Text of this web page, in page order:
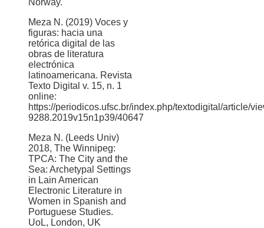
Meza N. (2019) Voces y
figuras: hacia una
retórica digital de las
obras de literatura
electrónica
latinoamericana. Revista
Texto Digital v. 15, n. 1
online:
https://periodicos.ufsc.br/index.php/textodigital/article/
9288.2019v15n1p39/40647
Meza N. (Leeds Univ)
2018, The Winnipeg:
TPCA: The City and the
Sea: Archetypal Settings
in Lain American
Electronic Literature in
Women in Spanish and
Portuguese Studies.
UoL, London, UK